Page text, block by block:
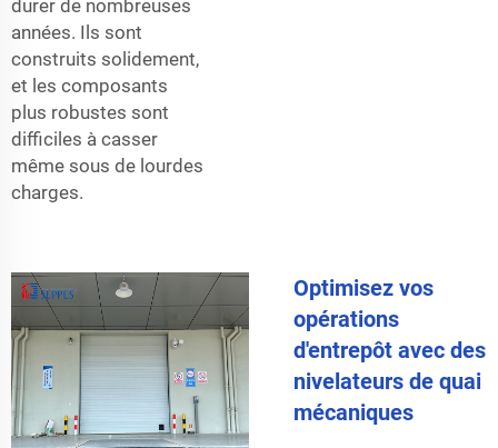
durer de nombreuses
années. Ils sont
construits solidement,
et les composants
plus robustes sont
difficiles à casser
même sous de lourdes
charges.
Optimisez vos
opérations
d'entrepôt avec des
nivelateurs de quai
mécaniques